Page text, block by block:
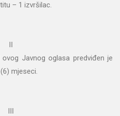
– 1 izvršilac.
II
Javnog oglasa predviđen je
mjeseci.
III